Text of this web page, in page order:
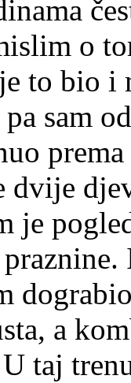
o
to bio i
sam
dvije
je
a
taj